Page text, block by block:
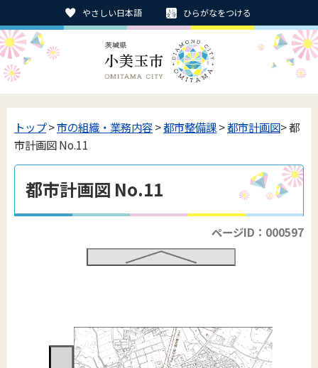
やさしい日本語 ひらがなをつける
トップ>市の組織・業務内容>都市整備課>都市計画図> 都
市計画図 No.11
都市計画図 No.11
ページID：000597